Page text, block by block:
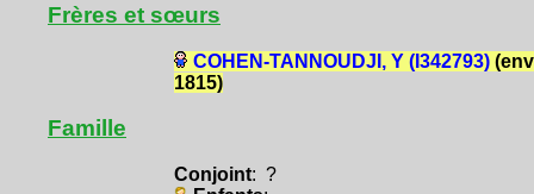
Frères et sœurs
COHEN-TANNOUDJI, Y (I342793)(env
1815)
Famille
Conjoint: ?